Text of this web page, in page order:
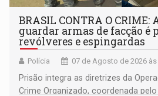
BRASIL CONTRA O CRIME:
guardar armas de facção é
revólveres e espingardas
Polícia 07 de Agosto de 2026 às
Prisão integra as diretrizes da
Crime Organizado, coordenada